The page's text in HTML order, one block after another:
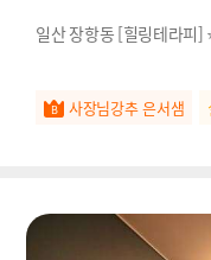
일산 장항동 [힐링테라피]
사장님강추 은서샘